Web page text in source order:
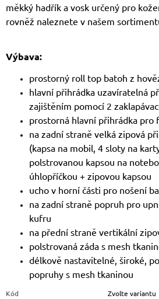
měkký hadřík a vosk určený pro
rovněž naleznete v našem
Výbava:
prostorný roll top batoh z
hlavní přihrádka uzavíratelná
zajištěním pomocí 2
prostorná hlavní přihrádka pro
na zadní straně velká zipová
(kapsa na mobil, 4 sloty na
polstrovanou kapsou na
úhlopříčkou + zipovou kapsou
ucho v horní části pro nošení
na zadní straně popruh pro
kufru
na přední straně vertikální
polstrovaná záda s mesh
délkově nastavitelné, široké,
popruhy s mesh tkaninou
Kód
Zvolte variantu